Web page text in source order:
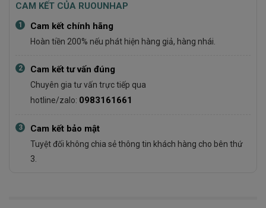
CAM KẾT CỦA RUOUNHAP
1 Cam kết chính hãng
Hoàn tiền 200% nếu phát hiện hàng giả, hàng nhái.
2 Cam kết tư vấn đúng
Chuyên gia tư vấn trực tiếp qua
hotline/zalo: 0983161661
3 Cam kết bảo mật
Tuyệt đối không chia sẻ thông tin khách hàng cho bên thứ
3.